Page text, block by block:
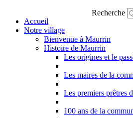
Recherche
Accueil
Notre village
Bienvenue à Maurrin
Histoire de Maurrin
Les origines et le
Les maires de la
Les premiers prêtres
100 ans de la